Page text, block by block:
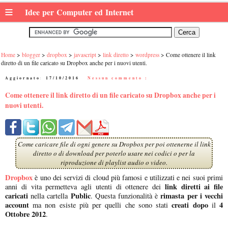
≡ Idee per Computer ed Internet
Home blogger dropbox javascript link diretto wordpress
Come ottenere il link
diretto di un file caricato su Dropbox anche per i nuovi utenti.
Aggiornato: 17/10/2016 Nessun commento :
Come ottenere il link diretto di un file caricato su Dropbox anche per i
nuovi utenti.
Come caricare file di ogni genere su Dropbox per poi ottenerne il link
diretto o di download per poterlo usare nei codici o per la
riproduzione di playlist audio o video.
Dropbox è uno dei servizi di cloud più famosi e utilizzati e nei suoi primi
anni di vita permetteva agli utenti di ottenere dei link diretti ai file
caricati nella cartellaPublic. Questa funzionalità è rimasta per i vecchi
account ma non esiste più per quelli che sono stati creati dopoil4
Ottobre 2012.